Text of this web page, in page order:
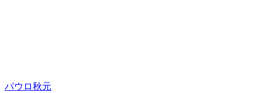
パウロ秋元